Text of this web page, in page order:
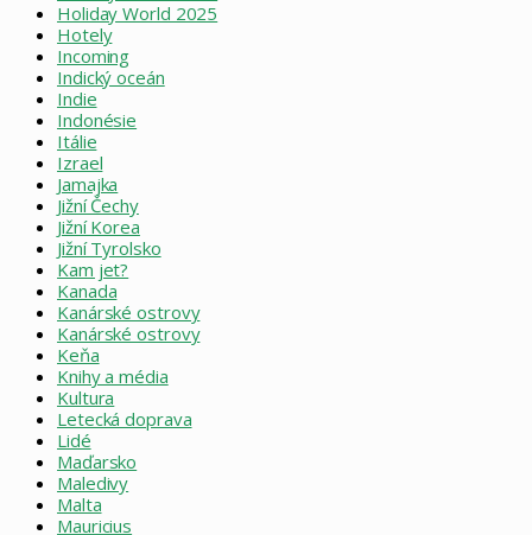
Holiday World 2025
Hotely
Incoming
Indický oceán
Indie
Indonésie
Itálie
Izrael
Jamajka
Jižní Čechy
Jižní Korea
Jižní Tyrolsko
Kam jet?
Kanada
Kanárské ostrovy
Kanárské ostrovy
Keňa
Knihy a média
Kultura
Letecká doprava
Lidé
Maďarsko
Maledivy
Malta
Mauricius